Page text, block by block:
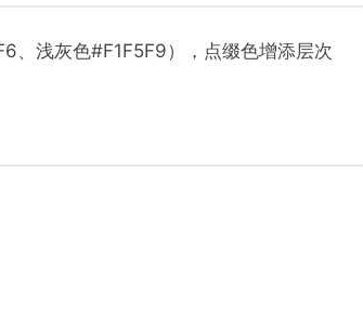
、浅灰色#F1F5F9），点缀色增添层次